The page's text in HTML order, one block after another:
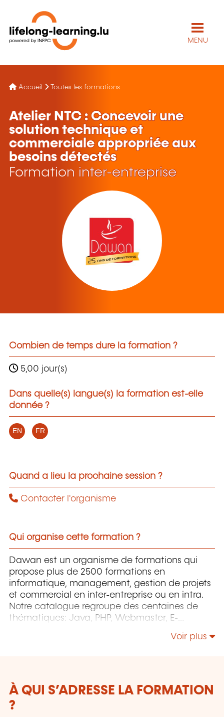
MENU
Accueil Toutes les formations
Atelier NTC : Concevoir une
solution technique et
commerciale appropriée aux
besoins détectés
Formation inter-entreprise
Combien de temps dure la formation ?
5,00 jour(s)
Dans quelle(s) langue(s) la formation est-elle
donnée ?
EN FR
Quand a lieu la prochaine session ?
Contacter l'organisme
Qui organise cette formation ?
Dawan est un organisme de formations qui
propose plus de 2500 formations en
informatique, management, gestion de projets
et commercial en inter-entreprise ou en intra.
Notre catalogue regroupe des centaines de
thématiques: Java, PHP, Webmaster, E-
Autocad, Photoshop, l'intelligence artificielle,
Voir plus
À QUI S’ADRESSE LA FORMATION
?